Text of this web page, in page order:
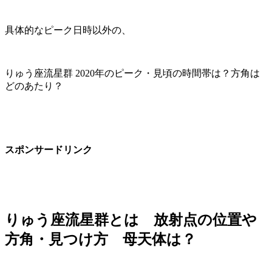
具体的なピーク日時以外の、
りゅう座流星群 2020年のピーク・見頃の時間帯は？方角は
どのあたり？
スポンサードリンク
りゅう座流星群とは 放射点の位置や
方角・見つけ方 母天体は？